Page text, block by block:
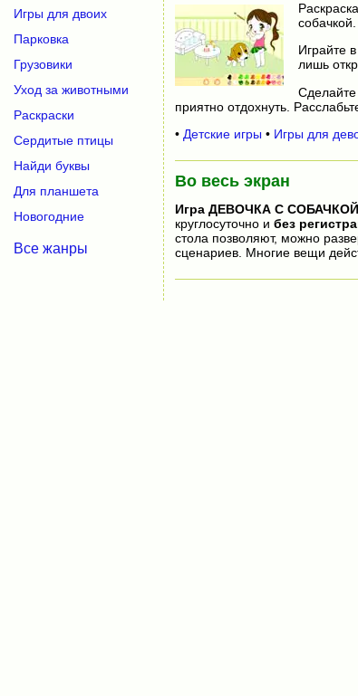
собачкой.
Играйте в
лишь
приятно отдохнуть.
• Детские игры • Игры для
Во весь экран
Игра ДЕВОЧКА С СОБАЧКОЙ
круглосуточно и без
стола позволяют, можно
сценариев. Многие вещи
Игры для двоих
Парковка
Грузовики
Уход за животными
Раскраски
Сердитые птицы
Найди буквы
Для планшета
Новогодние
Все жанры